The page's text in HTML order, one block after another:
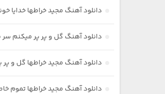
دانلود آهنگ مجید خراطها خدایا
دانلود آهنگ گل و پر پر میکنم سر
دانلود آهنگ مجید خراطها گل و پر
دانلود آهنگ مجید خراطها تموم